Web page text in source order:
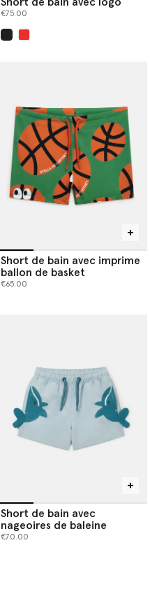
€75.00
Short de bain avec imprime
ballon de basket
€65.00
Short de bain avec
nageoires de baleine
€70.00